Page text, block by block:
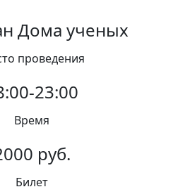
Дома ученых
проведения
23:00
Время
руб.
Билет